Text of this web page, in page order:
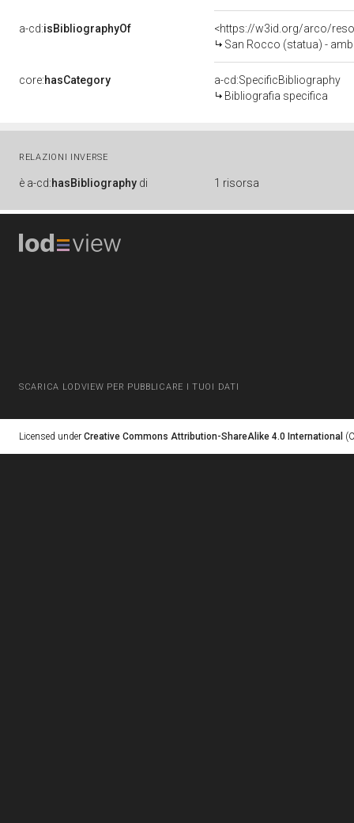
a-cd:isBibliographyOf
<https://w3id.org/arco/
San Rocco (statua) -
core:hasCategory
a-cd:SpecificBibliography
Bibliografia specifica
RELAZIONI INVERSE
è a-cd:hasBibliography di 1 risorsa
SCARICA LODVIEW PER PUBBLICARE I TUOI DATI
Licensed under Creative Commons Attribution-ShareAlike 4.0 International